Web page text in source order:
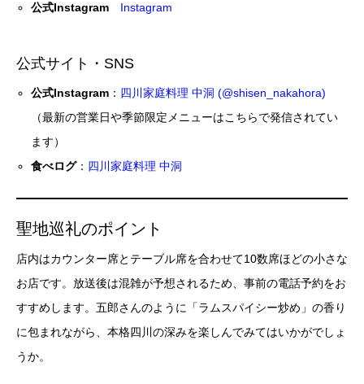
公式Instagram
Instagram
公式サイト・SNS
公式Instagram ： 四川家庭料理 中洞 (@shisen_nakahora)
（最新の営業日や季節限定メニューはこちらで発信されてい
ます）
食べログ： 四川家庭料理 中洞
聖地巡礼のポイント
店内はカウンター席とテーブル席を合わせて10数席ほどの小さな
お店です。放送後は混雑が予想されるため、事前の電話予約をお
すすめします。五郎さんのように「ラムスパイシー炒め」の香り
に包まれながら、本格四川の深みを楽しんでみてはいかがでしょ
うか。